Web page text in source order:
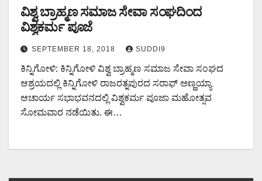
ವಿಶ್ವ ಬ್ರಾಹ್ಮಣ ಸಮಾಜ ಸೇವಾ ಸಂಘದಿಂದ
ವಿಶ್ವಕರ್ಮ ಪೂಜೆ
SEPTEMBER 18, 2018 SUDDI9
ಕಿನ್ನಿಗೋಳಿ: ಕಿನ್ನಿಗೋಳಿ ವಿಶ್ವ ಬ್ರಾಹ್ಮಣ ಸಮಾಜ ಸೇವಾ ಸಂಘದ
ಆಶ್ರಯದಲ್ಲಿ ಕಿನ್ನಿಗೋಳಿ ರಾಜರತ್ನಪುರದ ಸರಾಫ್ ಅಣ್ಣಯ್ಯಾ
ಆಚಾರ್ಯ ಸಭಾಭವನದಲ್ಲಿ ವಿಶ್ವಕರ್ಮ ಪೂಜಾ ಮಹೋತ್ಸವ
ಸೋಮವಾರ ನಡೆಯಿತು. ಈ…